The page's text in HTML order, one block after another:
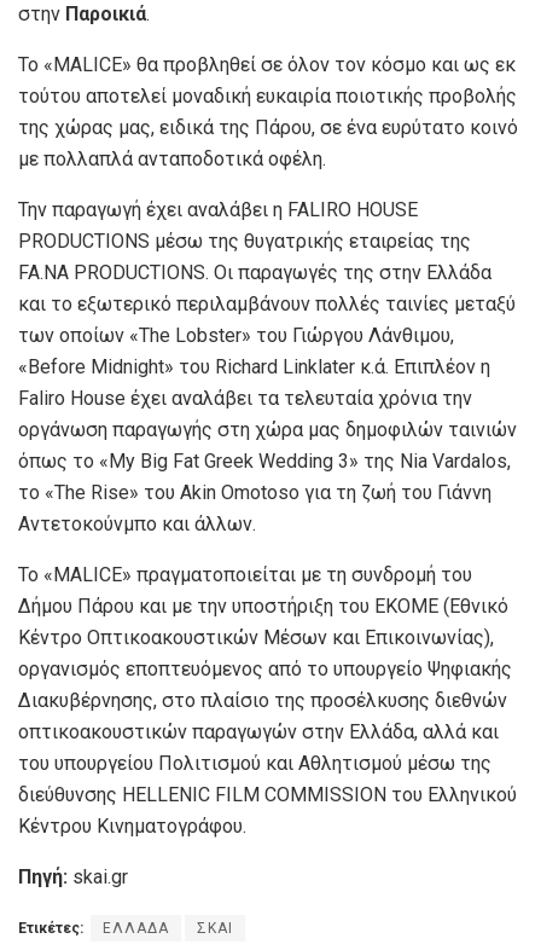
στην Παροικιά.
Το «MALICE» θα προβληθεί σε όλον τον κόσμο και ως εκ
τούτου αποτελεί μοναδική ευκαιρία ποιοτικής προβολής
της χώρας μας, ειδικά της Πάρου, σε ένα ευρύτατο κοινό
με πολλαπλά ανταποδοτικά οφέλη.
Την παραγωγή έχει αναλάβει η FALIRO HOUSE
PRODUCTIONS μέσω της θυγατρικής εταιρείας της
FA.NA PRODUCTIONS. Οι παραγωγές της στην Ελλάδα
και το εξωτερικό περιλαμβάνουν πολλές ταινίες μεταξύ
των οποίων «The Lobster» του Γιώργου Λάνθιμου,
«Before Midnight» του Richard Linklater κ.ά. Επιπλέον η
Faliro House έχει αναλάβει τα τελευταία χρόνια την
οργάνωση παραγωγής στη χώρα μας δημοφιλών ταινιών
όπως το «My Big Fat Greek Wedding 3» της Nia Vardalos,
το «The Rise» του Akin Omotoso για τη ζωή του Γιάννη
Αντετοκούνμπο και άλλων.
Το «MALICE» πραγματοποιείται με τη συνδρομή του
Δήμου Πάρου και με την υποστήριξη του ΕΚΟΜΕ (Εθνικό
Κέντρο Οπτικοακουστικών Μέσων και Επικοινωνίας),
οργανισμός εποπτευόμενος από το υπουργείο Ψηφιακής
Διακυβέρνησης, στο πλαίσιο της προσέλκυσης διεθνών
οπτικοακουστικών παραγωγών στην Ελλάδα, αλλά και
του υπουργείου Πολιτισμού και Αθλητισμού μέσω της
διεύθυνσης HELLENIC FILM COMMISSION του Ελληνικού
Κέντρου Κινηματογράφου.
Πηγή: skai.gr
Ετικέτες: ΕΛΛΑΔΑ ΣΚΑΙ